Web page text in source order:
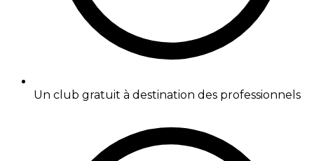
Un club gratuit à destination des professionnels